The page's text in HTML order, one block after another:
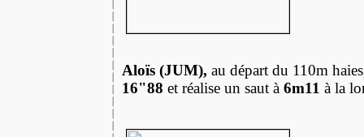
Aloïs (JUM), au départ du 110m
16"88 et réalise un saut à 6m11 à la